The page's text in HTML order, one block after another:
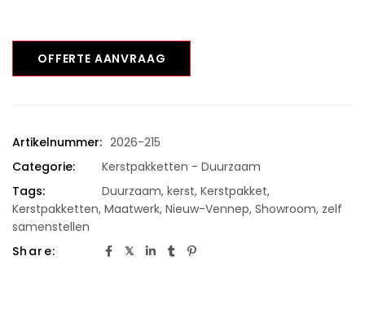
OFFERTE AANVRAAG
Artikelnummer: 2026-215
Categorie:
Kerstpakketten - Duurzaam
Tags:
Duurzaam, kerst, Kerstpakket,
Kerstpakketten, Maatwerk, Nieuw-Vennep, Showroom, zelf
samenstellen
Share: